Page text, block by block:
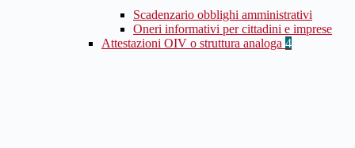
Scadenzario obblighi amministrativi
Oneri informativi per cittadini e imprese
Attestazioni OIV o struttura analoga 4